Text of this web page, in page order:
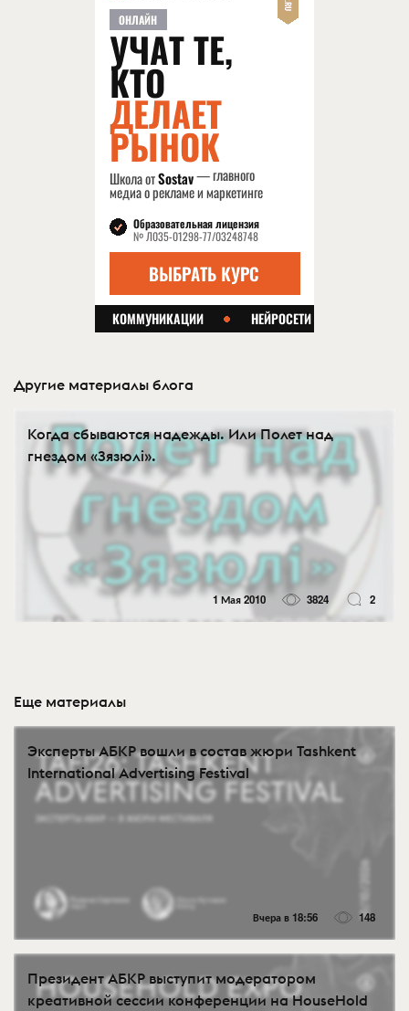
Другие материалы блога
Когда сбываются надежды. Или Полет над
гнездом «Зязюлi».
1 Мая 2010 3824 2
Еще материалы
Эксперты АБКР вошли в состав жюри Tashkent
International Advertising Festival
Вчера в 18:56 148
Президент АБКР выступит модератором
креативной сессии конференции на HouseHold